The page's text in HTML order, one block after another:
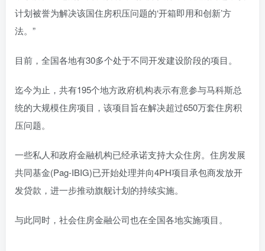
计划被誉为解决该国住房积压问题的‘开箱即用和创新’方
法。”
目前，全国各地有30多个处于不同开发建设阶段的项目。
迄今为止，共有195个地方政府机构表示有意参与马科斯总
统的大规模住房项目，该项目旨在解决超过650万套住房积
压问题。
一些私人和政府金融机构已经承诺支持大众住房。住房发展
共同基金(Pag-IBIG)已开始处理并向4PH项目承包商发放开
发贷款，进一步推动旗舰计划的持续实施。
与此同时，社会住房金融公司也在全国各地实施项目。